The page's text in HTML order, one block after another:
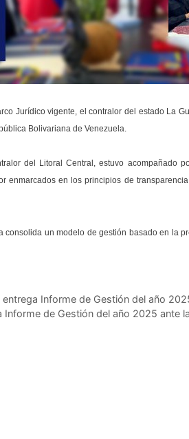
Jurídico vigente, el contralor del estado La
Bolivariana de Venezuela.
del Litoral Central, estuvo acompañado
enmarcados en los principios de
consolida un modelo de gestión basado en la
Informe de Gestión del año
de Gestión del año 2025 ante